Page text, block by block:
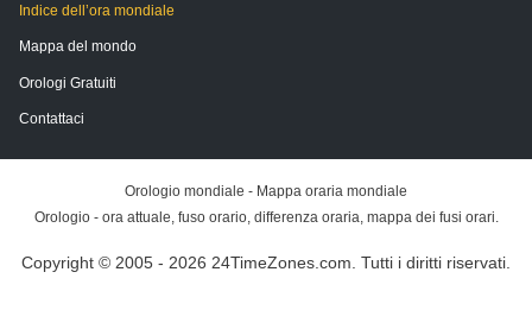
Indice dell’ora mondiale
Mappa del mondo
Orologi Gratuiti
Contattaci
Orologio mondiale - Mappa oraria mondiale
Orologio - ora attuale, fuso orario, differenza oraria, mappa dei fusi orari.
Copyright © 2005 - 2026 24TimeZones.com. Tutti i diritti riservati.